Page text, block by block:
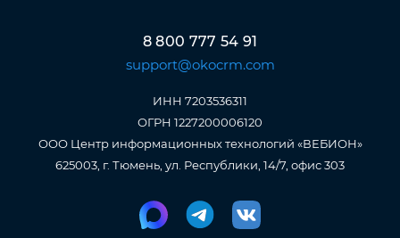
8 800 777 54 91
support@okocrm.com
ИНН 7203536311
ОГРН 1227200006120
ООО Центр информационных технологий «ВЕБИОН»
625003, г. Тюмень, ул. Республики, 14/7, офис 303